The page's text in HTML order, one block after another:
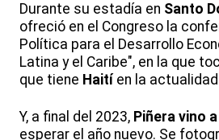
Durante su estadía en Santo
ofreció en el Congreso la
Política para el Desarrollo
Latina y el Caribe", en la que
que tiene Haití en la
Y, a final del 2023, Piñera vino
esperar el año nuevo. Se